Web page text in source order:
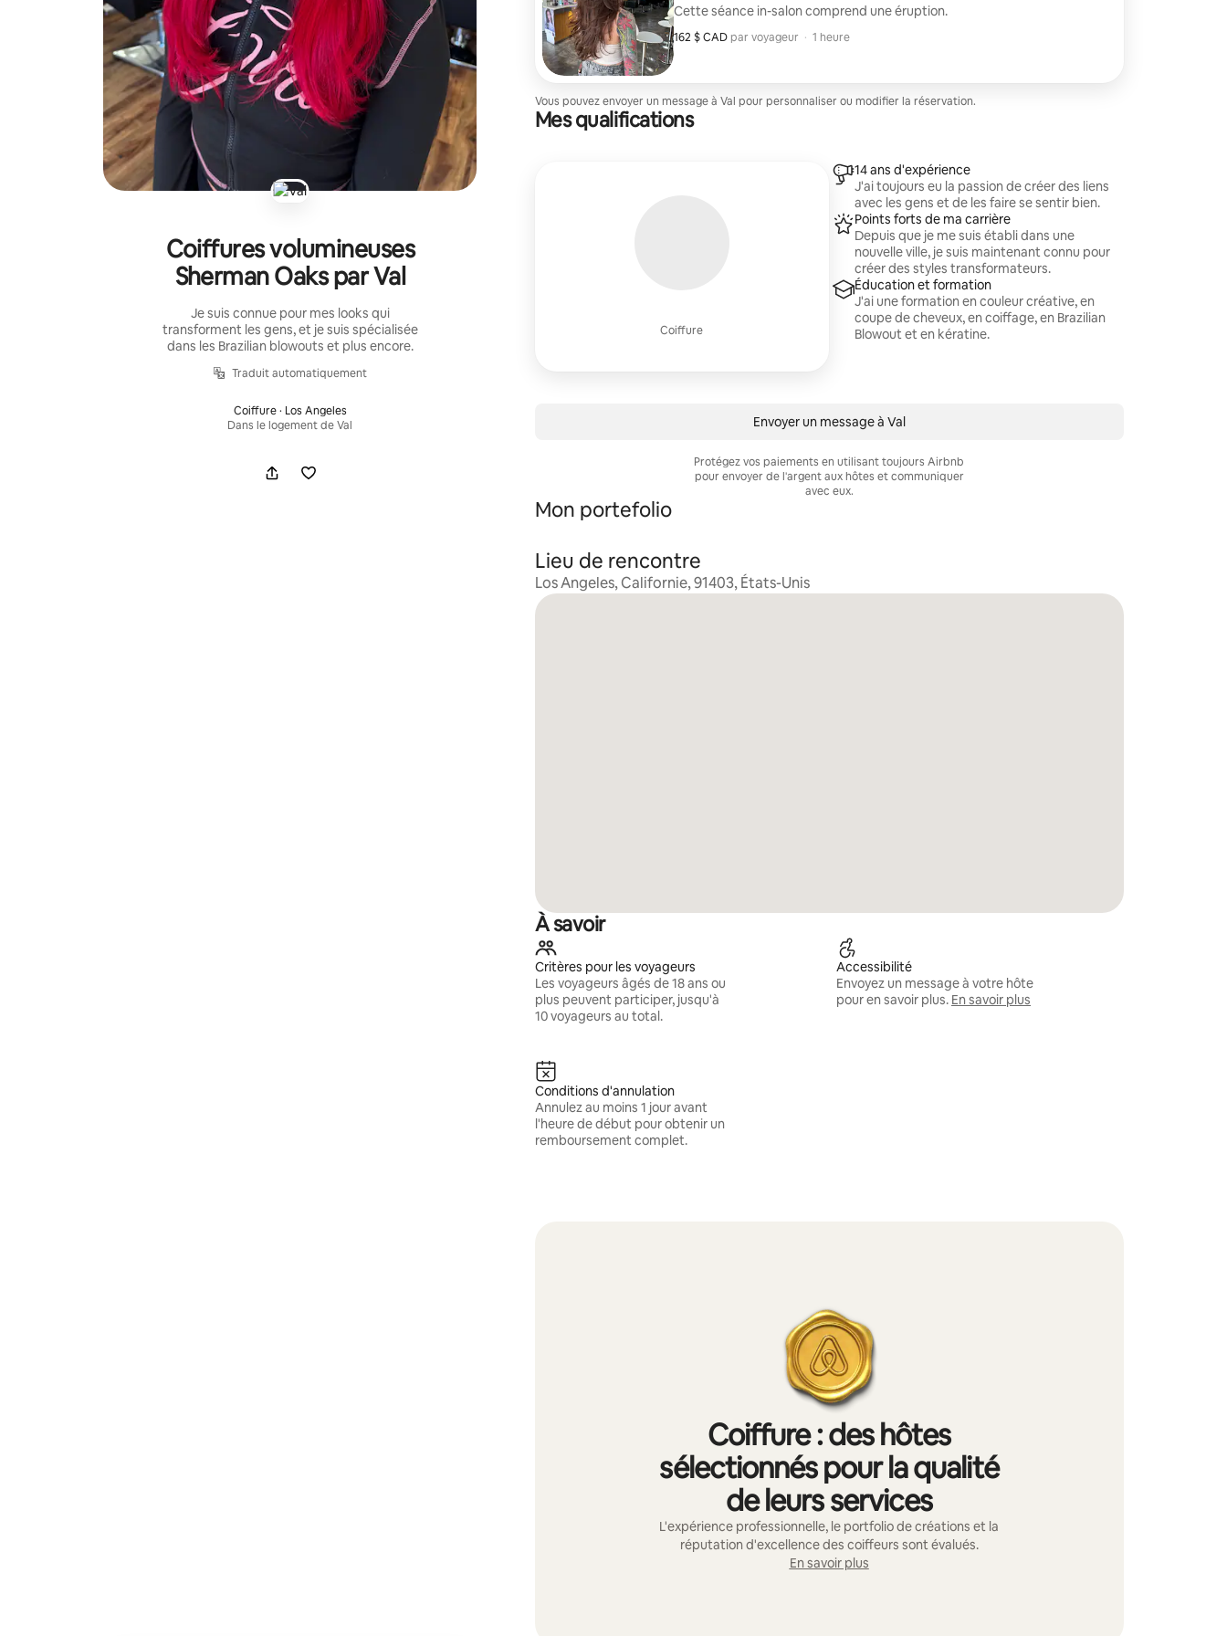
Coiffures volumineuses
Sherman Oaks par Val
Je suis connue pour mes looks qui
transforment les gens, et je suis spécialisée
dans les Brazilian blowouts et plus encore.
Traduit automatiquement
Coiffure · Los Angeles
Dans le logement de Val
Cette séance in-salon comprend une éruption.
162 $ CAD par voyageur
162 $ CAD par voyageur
, · 1 heure
Vous pouvez envoyer un message à Val pour personnaliser ou modifier la réservation.
Mes qualifications
Coiffure
14 ans d'expérience
J'ai toujours eu la passion de créer des liens
avec les gens et de les faire se sentir bien.
Points forts de ma carrière
Depuis que je me suis établi dans une
nouvelle ville, je suis maintenant connu pour
créer des styles transformateurs.
Éducation et formation
J'ai une formation en couleur créative, en
coupe de cheveux, en coiffage, en Brazilian
Blowout et en kératine.
Envoyer un message à Val
Protégez vos paiements en utilisant toujours Airbnb
pour envoyer de l'argent aux hôtes et communiquer
avec eux.
Mon portefolio
Lieu de rencontre
Los Angeles, Californie, 91403, États-Unis
À savoir
Critères pour les voyageurs
Les voyageurs âgés de 18 ans ou
plus peuvent participer, jusqu'à
10 voyageurs au total.
Accessibilité
Envoyez un message à votre hôte
pour en savoir plus. En savoir plus
Conditions d'annulation
Annulez au moins 1 jour avant
l'heure de début pour obtenir un
remboursement complet.
Coiffure : des hôtes
sélectionnés pour la qualité
de leurs services
L'expérience professionnelle, le portfolio de créations et la
réputation d'excellence des coiffeurs sont évalués.
En savoir plus